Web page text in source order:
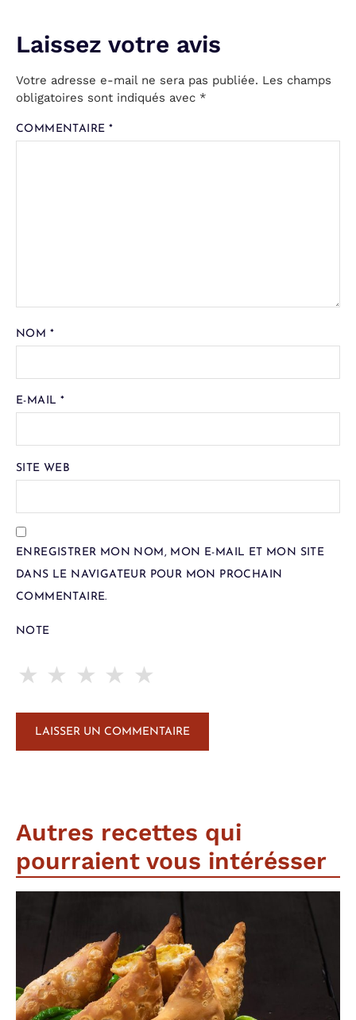
Votre adresse e-mail ne sera pas publiée. Les champs
obligatoires sont indiqués avec *
COMMENTAIRE *
NOM *
E-MAIL *
SITE WEB
ENREGISTRER MON NOM, MON E-MAIL ET MON SITE
DANS LE NAVIGATEUR POUR MON PROCHAIN
COMMENTAIRE.
NOTE
★
★
★
★
★
Autres recettes qui
pourraient vous intérésser